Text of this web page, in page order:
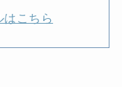
はこちら